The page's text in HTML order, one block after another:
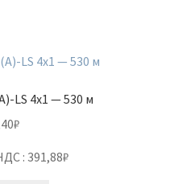
LS 4х1 — 530 м
₽
: 391,88₽